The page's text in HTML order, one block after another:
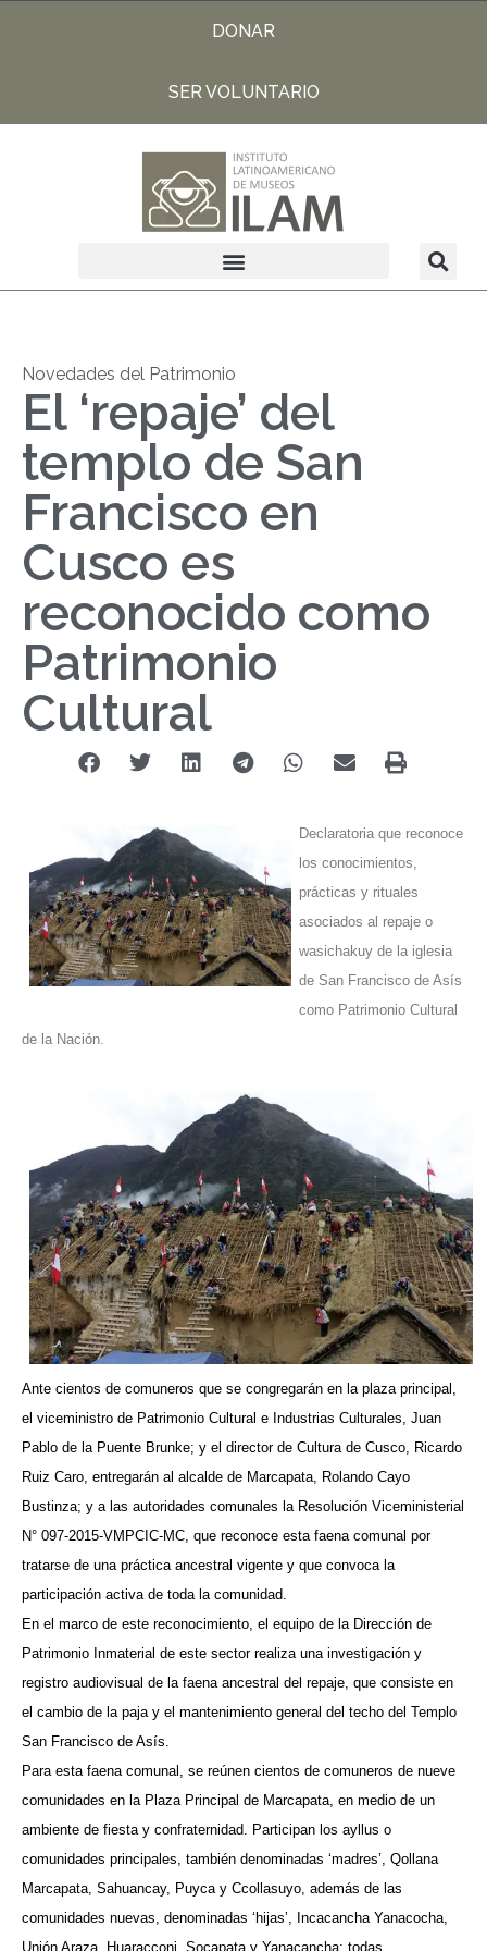
DONAR
SER VOLUNTARIO
Novedades del Patrimonio
El ‘repaje’ del
templo de San
Francisco en
Cusco es
reconocido como
Patrimonio
Cultural
Declaratoria que reconoce
los conocimientos,
prácticas y rituales
asociados al repaje o
wasichakuy de la iglesia
de San Francisco de Asís
como Patrimonio Cultural
de la Nación.
Ante cientos de comuneros que se congregarán en la plaza principal,
el viceministro de Patrimonio Cultural e Industrias Culturales, Juan
Pablo de la Puente Brunke; y el director de Cultura de Cusco, Ricardo
Ruiz Caro, entregarán al alcalde de Marcapata, Rolando Cayo
Bustinza; y a las autoridades comunales la Resolución Viceministerial
N° 097-2015-VMPCIC-MC, que reconoce esta faena comunal por
tratarse de una práctica ancestral vigente y que convoca la
participación activa de toda la comunidad.
En el marco de este reconocimiento, el equipo de la Dirección de
Patrimonio Inmaterial de este sector realiza una investigación y
registro audiovisual de la faena ancestral del repaje, que consiste en
el cambio de la paja y el mantenimiento general del techo del Templo
San Francisco de Asís.
Para esta faena comunal, se reúnen cientos de comuneros de nueve
comunidades en la Plaza Principal de Marcapata, en medio de un
ambiente de fiesta y confraternidad. Participan los ayllus o
comunidades principales, también denominadas ‘madres’, Qollana
Marcapata, Sahuancay, Puyca y Ccollasuyo, además de las
comunidades nuevas, denominadas ‘hijas’, Incacancha Yanacocha,
Unión Araza, Huaracconi, Socapata y Yanacancha; todas